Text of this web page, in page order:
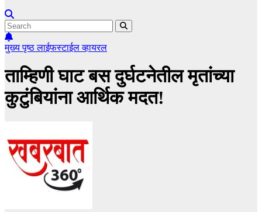
मुख्य पृष्ठलाईफस्टाईलव्हायरल
ताम्हिणी घाट बस दुर्घटनेतील मृतांच्या
कुटुंबियांना आर्थिक मदत!